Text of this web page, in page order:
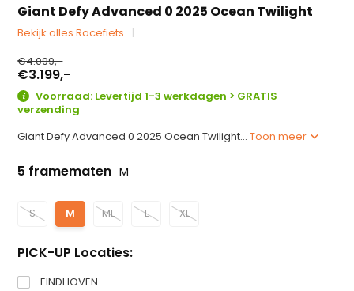
Giant Defy Advanced 0 2025 Ocean Twilight
Bekijk alles Racefiets
€4.099,-
€3.199,-
Voorraad: Levertijd 1-3 werkdagen > GRATIS
verzending
Giant Defy Advanced 0 2025 Ocean Twilight...Toon meer
5 framematen M
S M ML L XL
PICK-UP Locaties:
EINDHOVEN